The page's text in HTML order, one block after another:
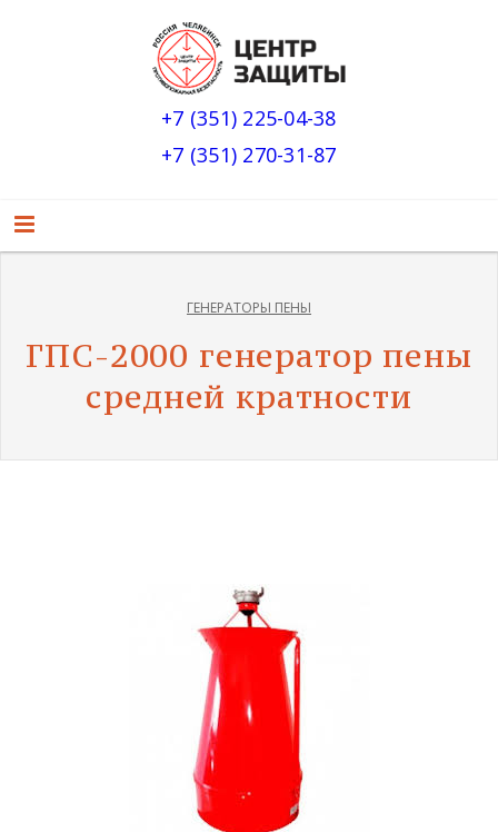
+7 (351) 225-04-38
+7 (351) 270-31-87
ГЕНЕРАТОРЫ ПЕНЫ
ГПС-2000 генератор пены
средней кратности